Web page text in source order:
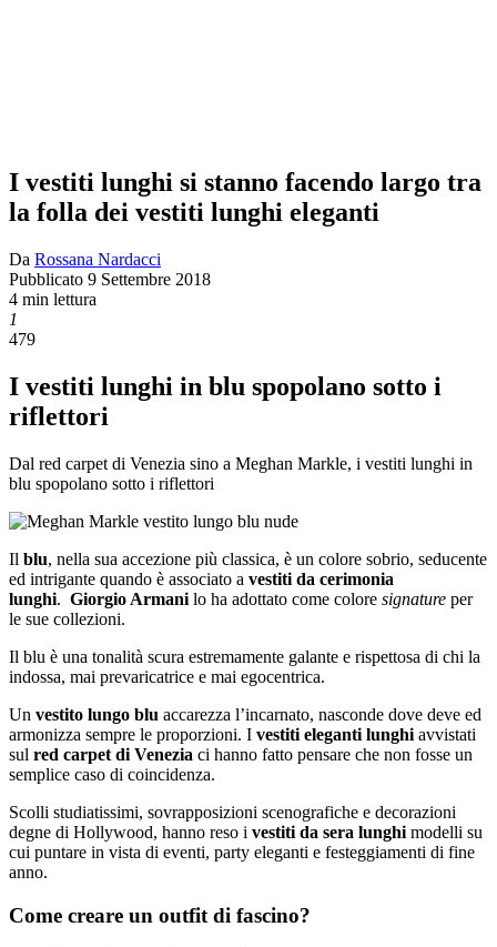
I vestiti lunghi si stanno facendo largo tra
la folla dei vestiti lunghi eleganti
Da Rossana Nardacci
Pubblicato 9 Settembre 2018
4 min lettura
1
479
I vestiti lunghi in blu spopolano sotto i
riflettori
Dal red carpet di Venezia sino a Meghan Markle, i vestiti lunghi in
blu spopolano sotto i riflettori
Il blu, nella sua accezione più classica, è un colore sobrio, seducente
ed intrigante quando è associato a vestiti da cerimonia
lunghi. Giorgio Armani lo ha adottato come colore signature per
le sue collezioni.
Il blu è una tonalità scura estremamente galante e rispettosa di chi la
indossa, mai prevaricatrice e mai egocentrica.
Un vestito lungo blu accarezza l’incarnato, nasconde dove deve ed
armonizza sempre le proporzioni. I vestiti eleganti lunghi avvistati
sul red carpet di Venezia ci hanno fatto pensare che non fosse un
semplice caso di coincidenza.
Scolli studiatissimi, sovrapposizioni scenografiche e decorazioni
degne di Hollywood, hanno reso i vestiti da sera lunghi modelli su
cui puntare in vista di eventi, party eleganti e festeggiamenti di fine
anno.
Come creare un outfit di fascino?